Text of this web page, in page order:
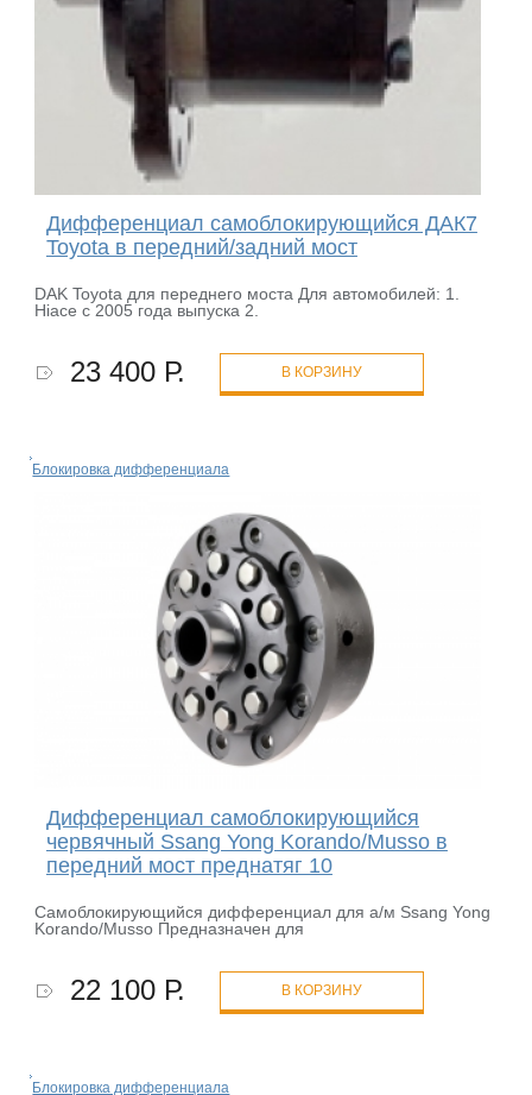
Дифференциал самоблокирующийся ДАК7
Toyota в передний/задний мост
DAK Toyota для переднего моста Для автомобилей: 1.
Hiace с 2005 года выпуска 2.
23 400 Р. В КОРЗИНУ
Блокировка дифференциала
Дифференциал самоблокирующийся
червячный Ssang Yong Korando/Musso в
передний мост преднатяг 10
Самоблокирующийся дифференциал для а/м Ssang Yong
Korando/Musso Предназначен для
22 100 Р. В КОРЗИНУ
Блокировка дифференциала